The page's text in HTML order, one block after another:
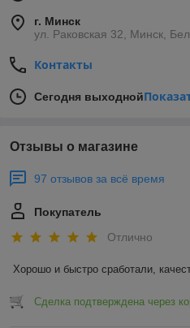
г. Минск
ул. Раковская 32, Минск,
Контакты
Сегодня выходной
Отзывы о магазине
97 отзывов за всё время
Покупатель
Отлично
Хорошо и быстро сработали,
Сделка подтверждена через